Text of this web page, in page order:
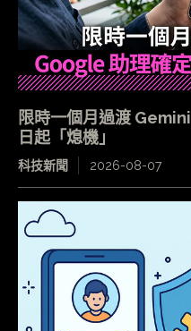
限時一個月過渡
日起「熄機」
科技新聞 2026-08-07